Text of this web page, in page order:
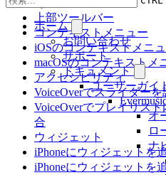
ホーム
お問い合わせ
サポート
ドキュメント
ユーザーガイ
オ
ロ
ナ
その他のアクション
上部ツールバー
コンテキストメニュー
iOSのコンテキストメニ
macOSのコンテキストメ
アクセシビリティ
VoiceOverでスライダー
VoiceOverでプレイリス
合
ウィジェット
iPhoneにウィジェットを
iPhoneにウィジェットを